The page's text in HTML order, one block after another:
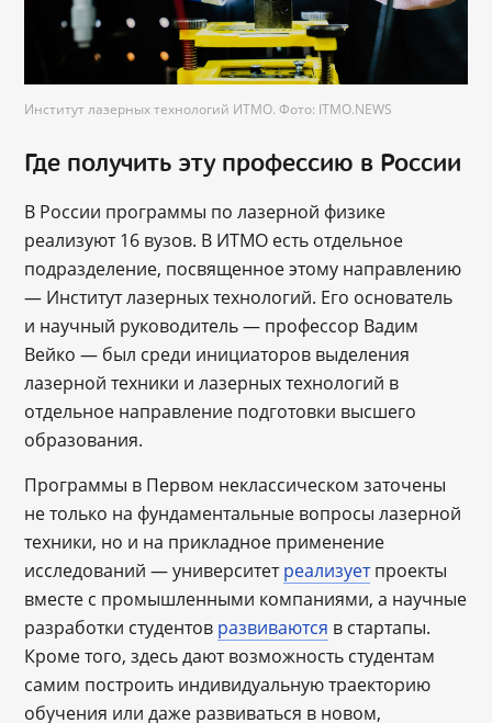
Институт лазерных технологий ИТМО. Фото: ITMO.NEWS
Где получить эту профессию в России
В России программы по лазерной физике
реализуют 16 вузов. В ИТМО есть отдельное
подразделение, посвященное этому направлению
— Институт лазерных технологий. Его основатель
и научный руководитель ― профессор Вадим
Вейко ― был среди инициаторов выделения
лазерной техники и лазерных технологий в
отдельное направление подготовки высшего
образования.
Программы в Первом неклассическом заточены
не только на фундаментальные вопросы лазерной
техники, но и на прикладное применение
исследований ― университетреализуетпроекты
вместе с промышленными компаниями, а научные
разработки студентов развиваются в стартапы.
Кроме того, здесь дают возможность студентам
самим построить индивидуальную траекторию
обучения или даже развиваться в новом,